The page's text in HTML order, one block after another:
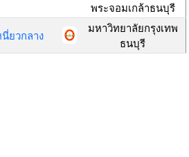
พระจอมเกล้าธนบุรี
ยวกลาง
มหาวิทยาลัยกรุงเทพ
ธนบุรี